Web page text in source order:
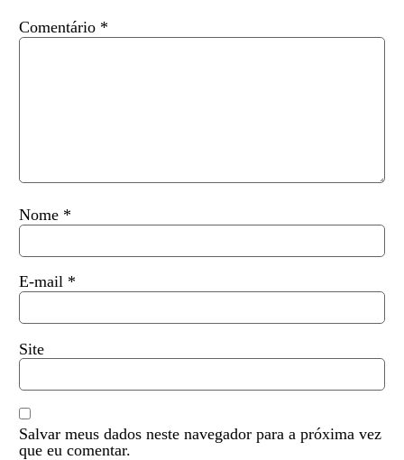
Comentário *
Nome *
E-mail *
Site
Salvar meus dados neste navegador para a próxima vez
que eu comentar.